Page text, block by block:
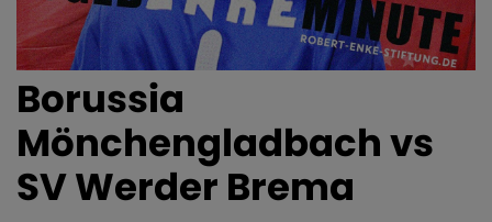
Borussia
Mönchengladbach vs
SV Werder Brema